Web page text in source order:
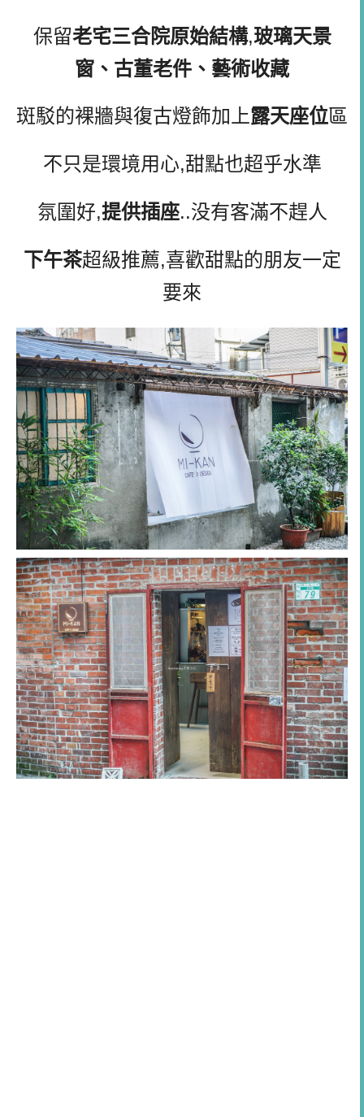
保留老宅三合院原始結構,玻璃天景
窗、古董老件、藝術收藏
斑駁的裸牆與復古燈飾加上露天座位區
不只是環境用心,甜點也超乎水準
氛圍好,提供插座..没有客滿不趕人
下午茶超級推薦,喜歡甜點的朋友一定
要來